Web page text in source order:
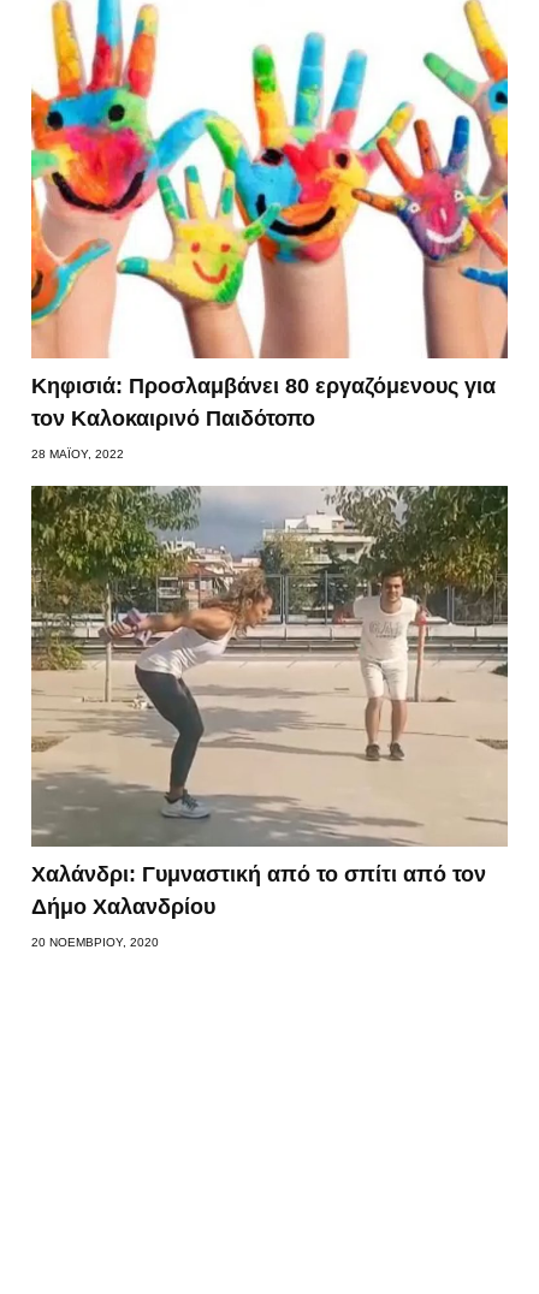
Κηφισιά: Προσλαμβάνει 80 εργαζόμενους για
τον Καλοκαιρινό Παιδότοπο
28 ΜΑΪ́ΟΥ, 2022
Χαλάνδρι: Γυμναστική από το σπίτι από τον
Δήμο Χαλανδρίου
20 ΝΟΕΜΒΡΊΟΥ, 2020